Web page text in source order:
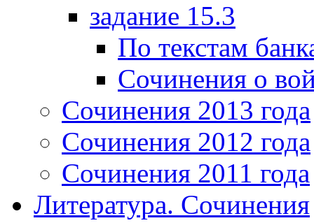
задание 15.3
По текстам
Сочинения о
Сочинения 2013 года
Сочинения 2012 года
Сочинения 2011 года
Литература. Сочинения